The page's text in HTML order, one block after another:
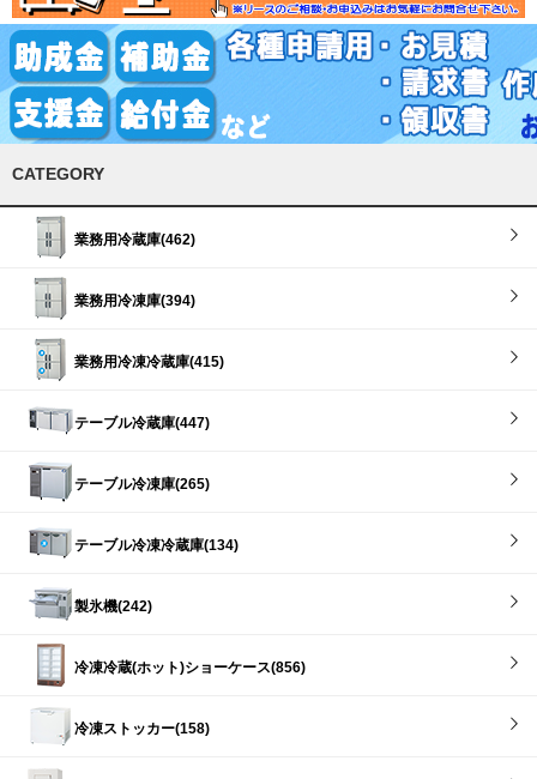
CATEGORY
業務用冷蔵庫(462)
業務用冷凍庫(394)
業務用冷凍冷蔵庫(415)
テーブル冷蔵庫(447)
テーブル冷凍庫(265)
テーブル冷凍冷蔵庫(134)
製氷機(242)
冷凍冷蔵(ホット)ショーケース(856)
冷凍ストッカー(158)